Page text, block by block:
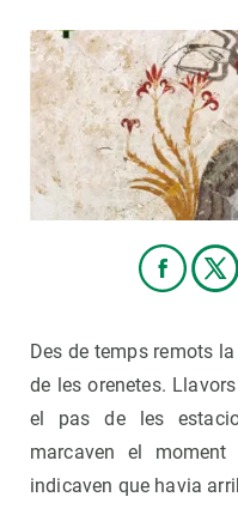
Des de temps remots
de les orenetes.
el pas de les
marcaven el
indicaven que havia